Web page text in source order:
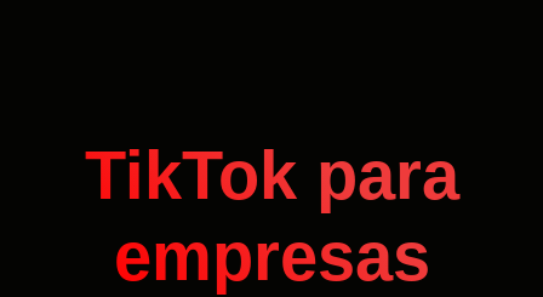
TikTok para
empresas